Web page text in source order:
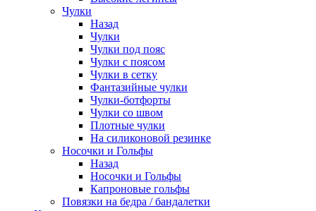
Чулки
Назад
Чулки
Чулки под пояс
Чулки с поясом
Чулки в сетку
Фантазийные чулки
Чулки-ботфорты
Чулки со швом
Плотные чулки
На силиконовой резинке
Носочки и Гольфы
Назад
Носочки и Гольфы
Капроновые гольфы
Повязки на бедра / бандалетки